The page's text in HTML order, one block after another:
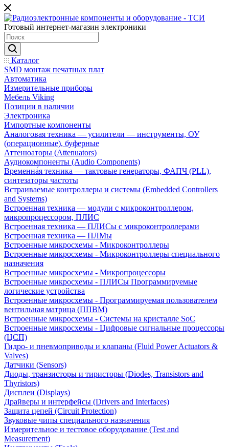
Готовый интернет-магазин электроники
Каталог
SMD монтаж печатных плат
Автоматика
Измерительные приборы
Мебель Viking
Позиции в наличии
Электроника
Импортные компоненты
Аналоговая техника — усилители — инструменты, ОУ
(операционные), буферные
Аттенюаторы (Attenuators)
Аудиокомпоненты (Audio Components)
Временна́я техника — тактовые генераторы, ФАПЧ (PLL),
синтезаторы частоты
Встраиваемые контроллеры и системы (Embedded Controllers
and Systems)
Встроенная техника — модули с микроконтроллером,
микропроцессором, ПЛИС
Встроенная техника — ПЛИСы с микроконтроллерами
Встроенная техника — ПЛМы
Встроенные микросхемы - Микроконтроллеры
Встроенные микросхемы - Микроконтроллеры специального
назначения
Встроенные микросхемы - Микропроцессоры
Встроенные микросхемы - ПЛИСы Программируемые
логические устройства
Встроенные микросхемы - Программируемая пользователем
вентильная матрица (ППВМ)
Встроенные микросхемы - Системы на кристалле SoC
Встроенные микросхемы - Цифровые сигнальные процессоры
(ЦСП)
Гидро- и пневмоприводы и клапаны (Fluid Power Actuators &
Valves)
Датчики (Sensors)
Диоды, транзисторы и тиристоры (Diodes, Transistors and
Thyristors)
Дисплеи (Displays)
Драйверы и интерфейсы (Drivers and Interfaces)
Защита цепей (Circuit Protection)
Звуковые чипы специального назначения
Измерительное и тестовое оборудование (Test and
Measurement)